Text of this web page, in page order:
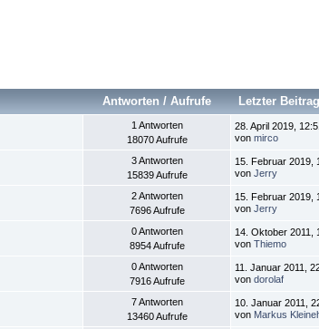
Antworten/ Aufrufe Letzter
1 Antworten
18070 Aufrufe
28. April 2019,
vonmirco
3 Antworten
15839 Aufrufe
15. Februar 2019,
vonJerry
2 Antworten
7696 Aufrufe
15. Februar 2019,
vonJerry
0 Antworten
8954 Aufrufe
14. Oktober 2011,
vonThiemo
0 Antworten
7916 Aufrufe
11. Januar 2011,
vondorolaf
7 Antworten
13460 Aufrufe
10. Januar 2011,
von Markus